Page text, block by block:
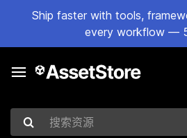
Ship faster with tools,
every workflow —
搜索资源